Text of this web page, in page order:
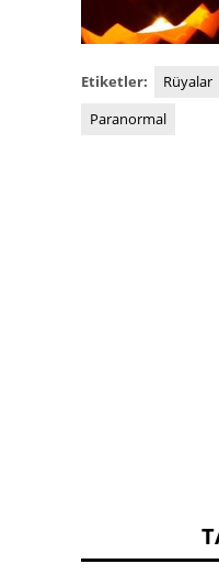
Etiketler: Rüyalar
Paranormal